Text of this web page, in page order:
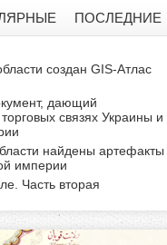
и
с
к
а
ПОСЛЕДНИЕ
создан GIS-Атлас
дающий
связях Украины и
найдены артефакты
империи
Часть вторая